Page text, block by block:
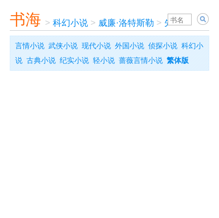
书海 > 科幻小说 > 威廉·洛特斯勒 > 先取恐龙还是
言情小说 武侠小说 现代小说 外国小说 侦探小说 科幻小
说 古典小说 纪实小说 轻小说 蔷薇言情小说 繁体版